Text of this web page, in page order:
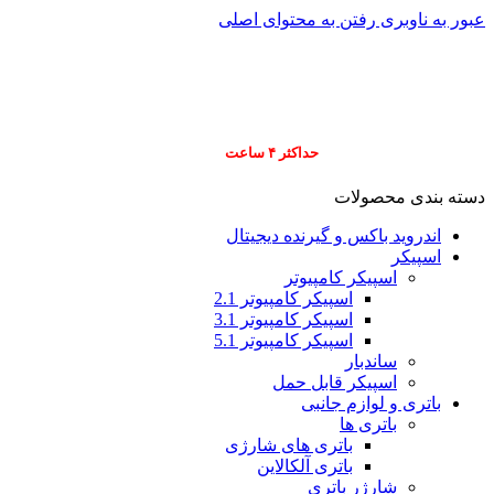
عبور به ناوبری رفتن به محتوای اصلی
حداکثر ۴ ساعت
دسته بندی محصولات
اندروید باکس و گیرنده دیجیتال
اسپیکر
اسپیکر کامپیوتر
اسپیکر کامپیوتر 2.1
اسپیکر کامپیوتر 3.1
اسپیکر کامپیوتر 5.1
ساندبار
اسپیکر قابل حمل
باتری و لوازم جانبی
باتری ها
باتری های شارژی
باتری آلکالاین
شارژر باتری